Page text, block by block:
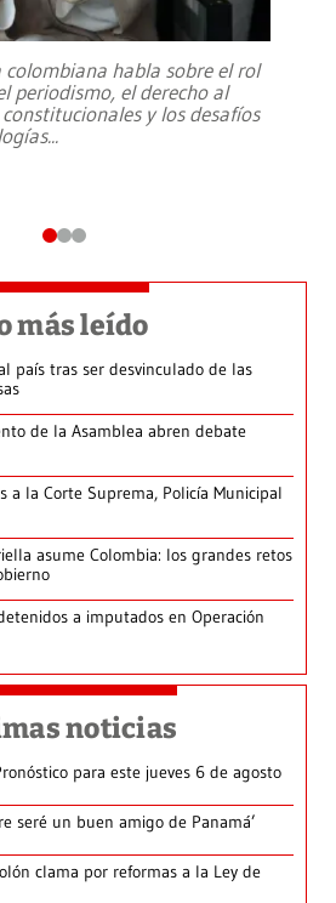
habla sobre el rol
periodismo, el derecho al
y los desafíos
...
más leído
país tras ser desvinculado de las
de la Asamblea abren debate
a la Corte Suprema, Policía Municipal
asume Colombia: los grandes retos
a imputados en Operación
noticias
para este jueves 6 de agosto
seré un buen amigo de Panamá’
clama por reformas a la Ley de